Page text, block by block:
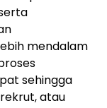
mendalam
sehingga
atau